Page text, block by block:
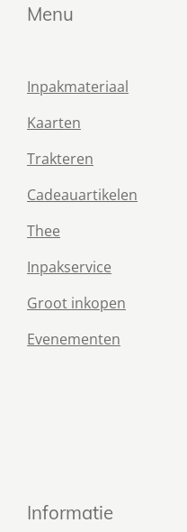
Menu
Inpakmateriaal
Kaarten
Trakteren
Cadeauartikelen
Thee
Inpakservice
Groot inkopen
Evenementen
Informatie